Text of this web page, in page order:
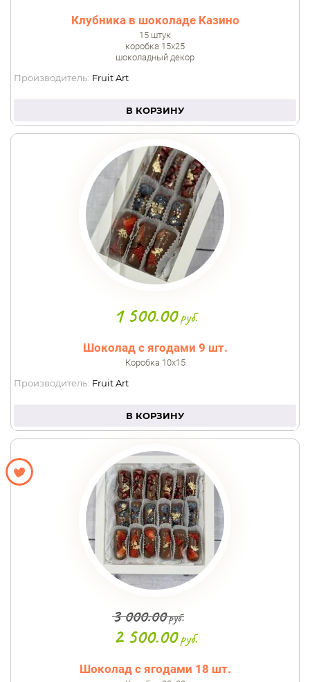
Клубника в шоколаде Казино
15 штук
коробка 15х25
шоколадный декор
Производитель: Fruit Art
В КОРЗИНУ
1 500.00руб.
Шоколад с ягодами 9 шт.
Коробка 10х15
Производитель: Fruit Art
В КОРЗИНУ
3 000.00руб.
2 500.00руб.
Шоколад с ягодами 18 шт.